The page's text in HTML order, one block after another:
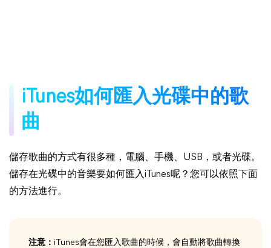
iTunes如何匯入光碟中的歌
曲
儲存歌曲的方式有很多種，電腦、手機、USB，或者光碟。
儲存在光碟中的音樂要如何匯入iTunes呢？您可以依照下面
的方法進行。
注意： iTunes會在您匯入歌曲的時候，會自動將歌曲轉換